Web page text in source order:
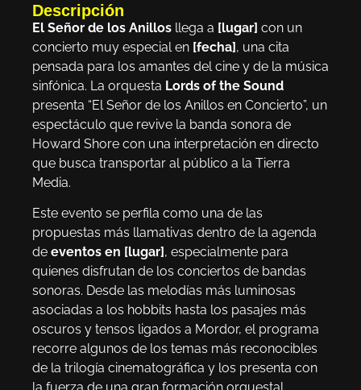
Descripción
El Señor de los Anillos llega a [lugar] con un
concierto muy especial en [fecha], una cita
pensada para los amantes del cine y de la música
sinfónica. La orquesta Lords of the Sound
presenta “El Señor de los Anillos en Concierto”, un
espectáculo que revive la banda sonora de
Howard Shore con una interpretación en directo
que busca transportar al público a la Tierra
Media.
Este evento se perfila como una de las
propuestas más llamativas dentro de la agenda
de eventos en [lugar], especialmente para
quienes disfrutan de los conciertos de bandas
sonoras. Desde las melodías más luminosas
asociadas a los hobbits hasta los pasajes más
oscuros y tensos ligados a Mordor, el programa
recorre algunos de los temas más reconocibles
de la trilogía cinematográfica y los presenta con